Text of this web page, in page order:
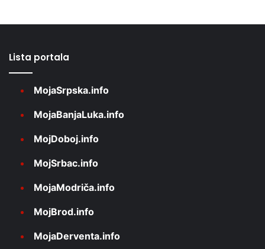
Lista portala
MojaSrpska.info
MojaBanjaLuka.info
MojDoboj.info
MojSrbac.info
MojaModriča.info
MojBrod.info
MojaDerventa.info